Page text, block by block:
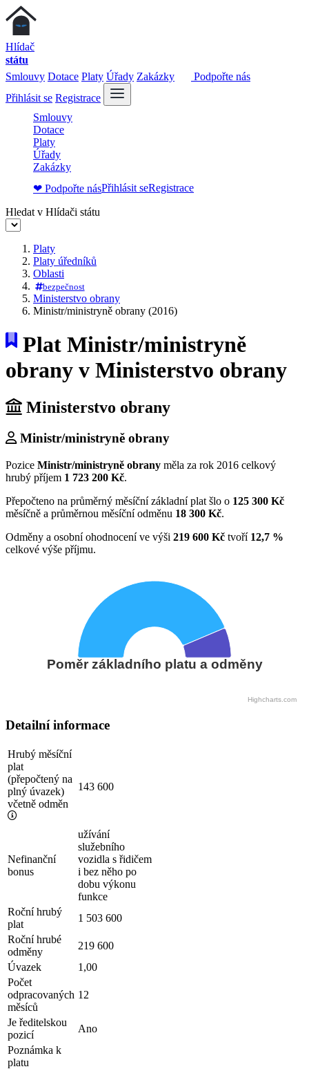
Hlídač
státu
Smlouvy Dotace Platy Úřady Zakázky
Podpořte nás
Přihlásit se Registrace
Smlouvy
Dotace
Platy
Úřady
Zakázky
❤ Podpořte násPřihlásit seRegistrace
Hledat v Hlídači státu
Platy
Platy úředníků
Oblasti
bezpečnost
Ministerstvo obrany
Ministr/ministryně obrany (2016)
Plat Ministr/ministryně
obrany v Ministerstvo obrany
Ministerstvo obrany
Ministr/ministryně obrany
Pozice Ministr/ministryně obrany měla za rok 2016 celkový
hrubý příjem 1 723 200 Kč.
Přepočteno na průměrný měsíční základní plat šlo o 125 300 Kč
měsíčně a průměrnou měsíční odměnu 18 300 Kč.
Odměny a osobní ohodnocení ve výši 219 600 Kč tvoří 12,7 %
celkové výše příjmu.
Poměr základního platu a odměny
Highcharts.com
Detailní informace
Hrubý měsíční
plat
(přepočtený na
plný úvazek)
včetně odměn
143 600
Nefinanční
bonus
užívání
služebního
vozidla s řidičem
i bez něho po
dobu výkonu
funkce
Roční hrubý
plat
1 503 600
Roční hrubé
odměny
219 600
Úvazek
1,00
Počet
odpracovaných
měsíců
12
Je ředitelskou
pozicí
Ano
Poznámka k
platu